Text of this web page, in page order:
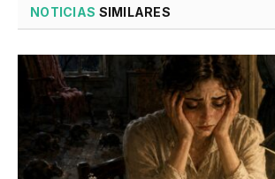
NOTICIAS SIMILARES